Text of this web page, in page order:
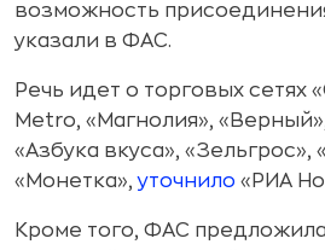
возможность
указали в ФАС.
Речь идет о торговых сетях
Metro, «Магнолия»,
«Азбука вкуса», «Зельгрос»,
«Монетка», уточнило «РИА
Кроме того, ФАС